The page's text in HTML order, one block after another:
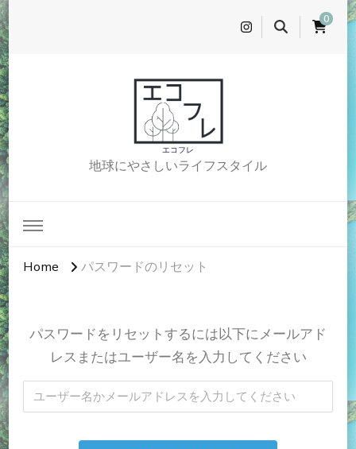
0
エコフレ
地球にやさしいライフスタイル
Home パスワードのリセット
パスワードをリセットするには以下にメールアド
レスまたはユーザー名を入力してください